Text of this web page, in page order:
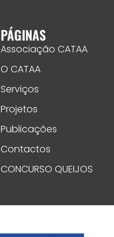
PÁGINAS
Associação CATAA
O CATAA
Serviços
Projetos
Publicações
Contactos
CONCURSO QUEIJOS